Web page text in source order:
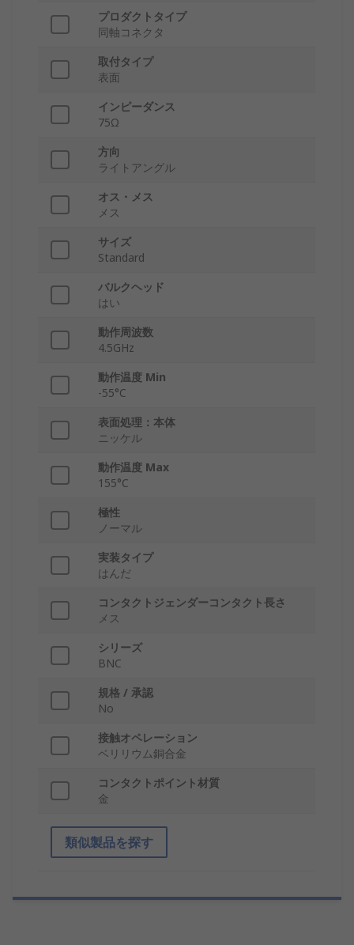
プロダクトタイプ
同軸コネクタ
取付タイプ
表面
インピーダンス
75Ω
方向
ライトアングル
オス・メス
メス
サイズ
Standard
バルクヘッド
はい
動作周波数
4.5GHz
動作温度 Min
-55°C
表面処理：本体
ニッケル
動作温度 Max
155°C
極性
ノーマル
実装タイプ
はんだ
コンタクトジェンダーコンタクト長さ
メス
シリーズ
BNC
規格 / 承認
No
接触オペレーション
ベリリウム銅合金
コンタクトポイント材質
金
類似製品を探す